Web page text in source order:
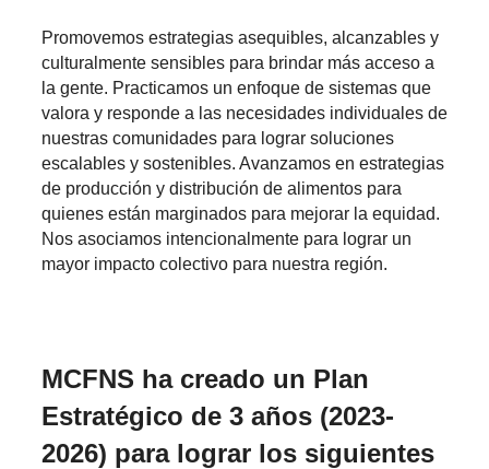
Promovemos estrategias asequibles, alcanzables y
culturalmente sensibles para brindar más acceso a
la gente. Practicamos un enfoque de sistemas que
valora y responde a las necesidades individuales de
nuestras comunidades para lograr soluciones
escalables y sostenibles. Avanzamos en estrategias
de producción y distribución de alimentos para
quienes están marginados para mejorar la equidad.
Nos asociamos intencionalmente para lograr un
mayor impacto colectivo para nuestra región.
MCFNS ha creado un Plan
Estratégico de 3 años (2023-
2026) para lograr los siguientes